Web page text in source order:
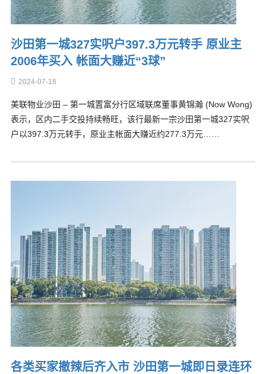
沙田第一城327实呎户397.3万元转手 原业主
2006年买入 帐面大赚近“3球”
2024-07-18
美联物业沙田 – 第一城置富分行区域联席董事黄锦瀚 (Now Wong)
表示，区内二手交投持续畅旺，该行最新一宗沙田第一城327实呎
户以397.3万元转手，原业主帐面大赚近约277.3万元……
各类买家撤辣后齐入市 沙田第一城即日录连环